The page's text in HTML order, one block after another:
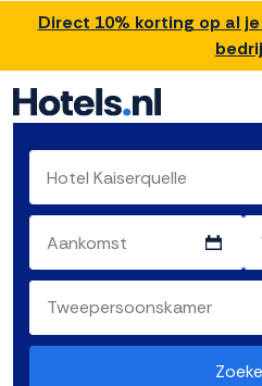
Direct 10% korting op al